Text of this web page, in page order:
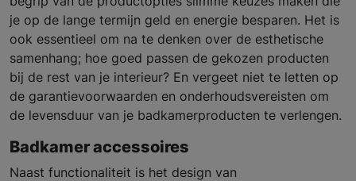
je op de lange termijn geld en energie besparen. Het is
ook essentieel om na te denken over de esthetische
samenhang; hoe goed passen de gekozen producten
bij de rest van je interieur? En vergeet niet te letten op
de garantievoorwaarden en onderhoudsvereisten om
de levensduur van je badkamerproducten te verlengen.
Badkamer accessoires
Naast functionaliteit is het design van